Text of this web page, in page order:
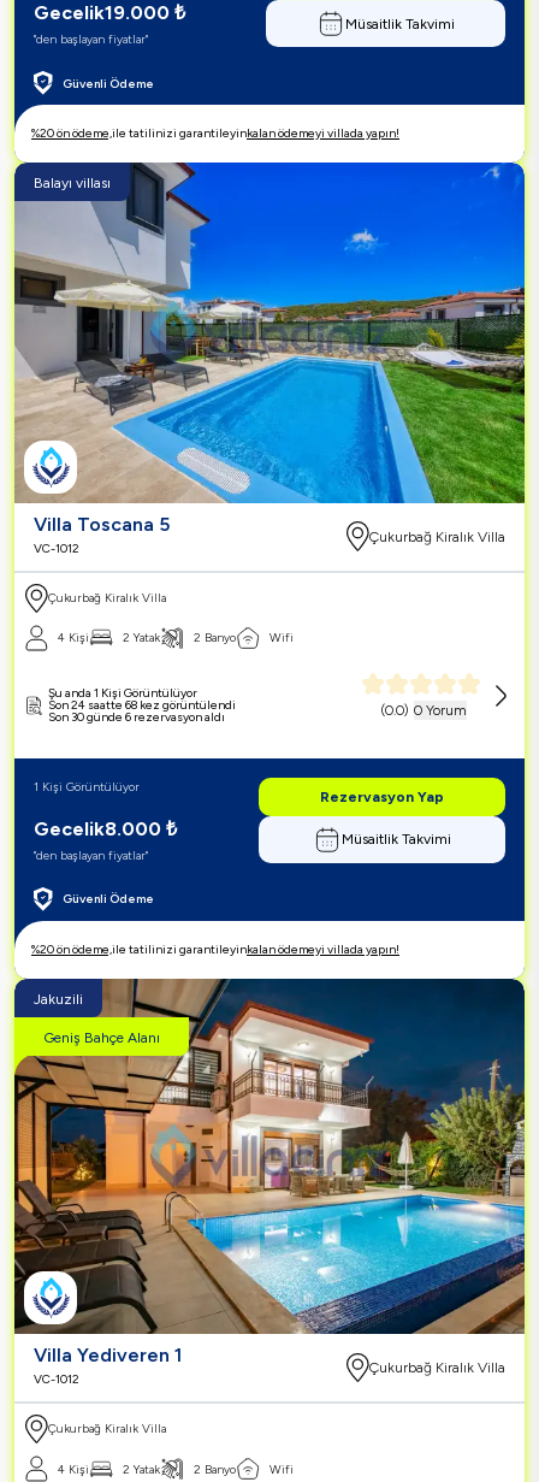
Güvenli Ödeme
Gecelik19.000 ₺
"den başlayan fiyatlar"
Müsaitlik Takvimi
%20 ön ödeme,ile tatilinizi garantileyinkalan ödemeyi villada yapın!
Balayı villası
Villa Toscana 5
VC-1012
Çukurbağ Kiralık Villa
Çukurbağ Kiralık Villa
4 Kişi 2 Yatak 2 Banyo Wifi
(0.0) 0 Yorum
Şu anda 1 Kişi Görüntülüyor
Son 24 saatte 68 kez görüntülendi
Son 30 günde 6 rezervasyon aldı
Güvenli Ödeme
Gecelik8.000 ₺
"den başlayan fiyatlar"
1 Kişi Görüntülüyor
Rezervasyon Yap
Müsaitlik Takvimi
%20 ön ödeme,ile tatilinizi garantileyinkalan ödemeyi villada yapın!
Jakuzili
Geniş Bahçe Alanı
Villa Yediveren 1
VC-1012
Çukurbağ Kiralık Villa
Çukurbağ Kiralık Villa
4 Kişi 2 Yatak 2 Banyo Wifi